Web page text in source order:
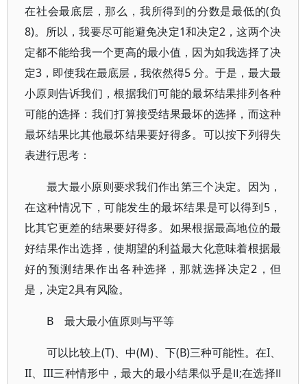
在社会最底层，那么，我所得到的分数是最低的(负
8)。所以，我要尽可能避免决定1和决定2，这两个决
定都不能给我一个更高的最小值，因为如我选择了决
定3，即使我在最底层，我依然得5 分。于是，最大最
小原则告诉我们，根据我们可能的最坏结果排列各种
可能的选择：我们打算接受结果最坏的选择，而这种
最坏结果比其他最坏结果要好得多。可以按下列得失
表进行思考：
最大最小原则要求我们作出第三个决定。因为，
在这种情况下，可能发生的最坏结果是可以得到5，
比其它更差的结果要好得多。如果根据最高地位的最
好结果作出选择，使期望的利益最大化意味着根据最
好的预测结果作出各种选择，那就选择决定2，但
是，决定2具有风险。
B 最大最小值原则与平等
可以比较上(T)、中(M)、下(B)三种可能性。在I、
II、III三种情形中，最大的最小结果似乎是Ⅱ;在选择Ⅱ